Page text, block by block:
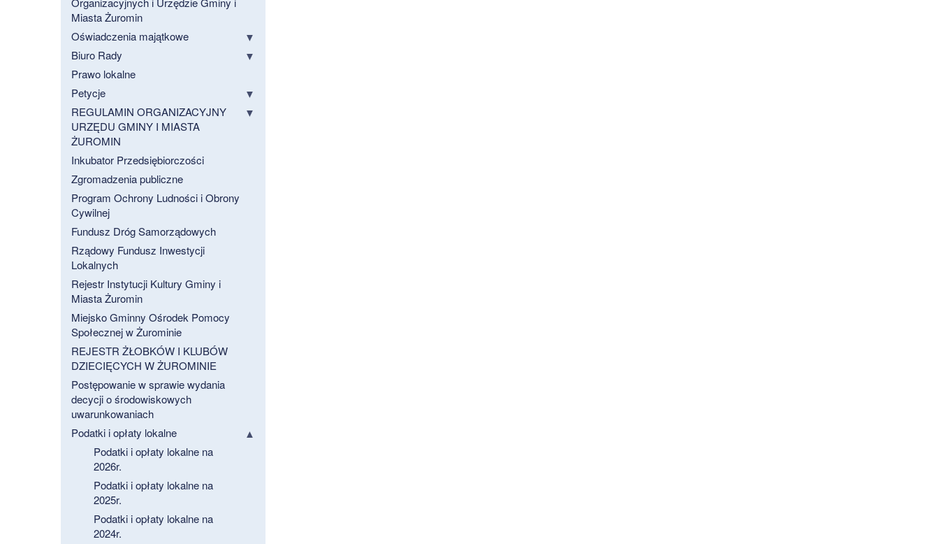
Miasta Żuromin
Oświadczenia majątkowe
Biuro Rady
Prawo lokalne
Petycje
REGULAMIN ORGANIZACYJNY
URZĘDU GMINY I MIASTA
ŻUROMIN
Inkubator Przedsiębiorczości
Zgromadzenia publiczne
Program Ochrony Ludności i Obrony
Cywilnej
Fundusz Dróg Samorządowych
Rządowy Fundusz Inwestycji
Lokalnych
Rejestr Instytucji Kultury Gminy i
Miasta Żuromin
Miejsko Gminny Ośrodek Pomocy
Społecznej w Żurominie
REJESTR ŻŁOBKÓW I KLUBÓW
DZIECIĘCYCH W ŻUROMINIE
Postępowanie w sprawie wydania
decycji o środowiskowych
uwarunkowaniach
Podatki i opłaty lokalne
Podatki i opłaty lokalne na
2026r.
Podatki i opłaty lokalne na
2025r.
Podatki i opłaty lokalne na
2024r.